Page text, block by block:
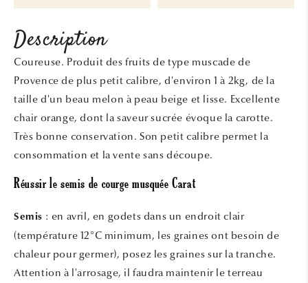
Description
Coureuse. Produit des fruits de type muscade de
Provence de plus petit calibre, d'environ 1 à 2kg, de la
taille d'un beau melon à peau beige et lisse. Excellente
chair orange, dont la saveur sucrée évoque la carotte.
Très bonne conservation. Son petit calibre permet la
consommation et la vente sans découpe.
Réussir le semis de courge musquée Carat
Semis : en avril, en godets dans un endroit clair
(température 12°C minimum, les graines ont besoin de
chaleur pour germer), posez les graines sur la tranche.
Attention à l'arrosage, il faudra maintenir le terreau